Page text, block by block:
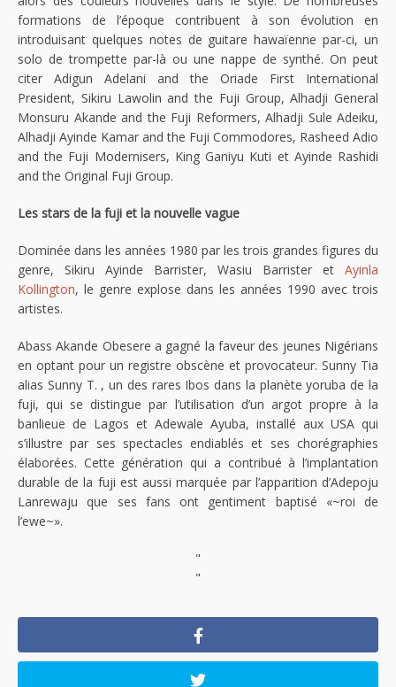
formations de l’époque contribuent à son évolution en
introduisant quelques notes de guitare hawaïenne par-ci, un
solo de trompette par-là ou une nappe de synthé. On peut
citer Adigun Adelani and the Oriade First International
President, Sikiru Lawolin and the Fuji Group, Alhadji General
Monsuru Akande and the Fuji Reformers, Alhadji Sule Adeiku,
Alhadji Ayinde Kamar and the Fuji Commodores, Rasheed Adio
and the Fuji Modernisers, King Ganiyu Kuti et Ayinde Rashidi
and the Original Fuji Group.
Les stars de la fuji et la nouvelle vague
Dominée dans les années 1980 par les trois grandes figures du
genre, Sikiru Ayinde Barrister, Wasiu Barrister et Ayinla
Kollington, le genre explose dans les années 1990 avec trois
artistes.
Abass Akande Obesere a gagné la faveur des jeunes Nigérians
en optant pour un registre obscène et provocateur. Sunny Tia
alias Sunny T. , un des rares Ibos dans la planète yoruba de la
fuji, qui se distingue par l’utilisation d’un argot propre à la
banlieue de Lagos et Adewale Ayuba, installé aux USA qui
s’illustre par ses spectacles endiablés et ses chorégraphies
élaborées. Cette génération qui a contribué à l’implantation
durable de la fuji est aussi marquée par l’apparition d’Adepoju
Lanrewaju que ses fans ont gentiment baptisé «~roi de
l’ewe~».
"
"